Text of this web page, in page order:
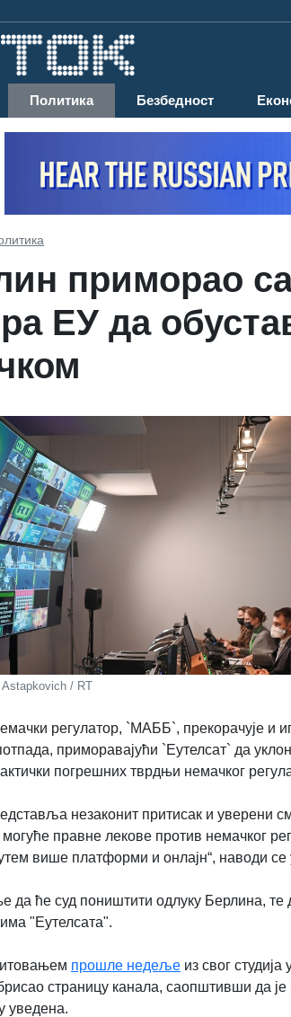
Политика Безбедност
приморао
ЕУ да
/ RT
регулатор, `МАББ`, прекорачује и
потпада, приморавајући `Еутелсат` да
погрешних тврдњи немачког
незаконит притисак и уверени
правне лекове против немачког
више платформи и онлајн“, наводи
да ће суд поништити одлуку Берлина,
"Еутелсата".
прошле недеље из свог
страницу канала, саопштивши да
уведена.